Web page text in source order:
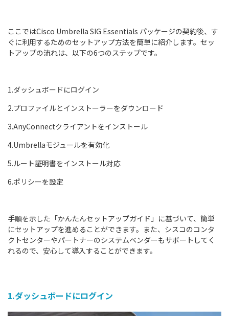
ここではCisco Umbrella SIG Essentials パッケージの契約後、す
ぐに利用するためのセットアップ方法を簡単に紹介します。セッ
トアップの流れは、以下の6つのステップです。
1.ダッシュボードにログイン
2.プロファイルとインストーラーをダウンロード
3.AnyConnectクライアントをインストール
4.Umbrellaモジュールを有効化
5.ルート証明書をインストール対応
6.ポリシーを設定
手順を示した「かんたんセットアップガイド」に基づいて、簡単
にセットアップを進めることができます。また、シスコのコンタ
クトセンターやパートナーのシステムベンダーもサポートしてく
れるので、安心して導入することができます。
1.ダッシュボードにログイン